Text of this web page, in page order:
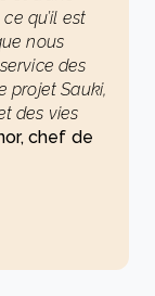
qu’il est
nous
des
projet Sauki,
des vies
chef de